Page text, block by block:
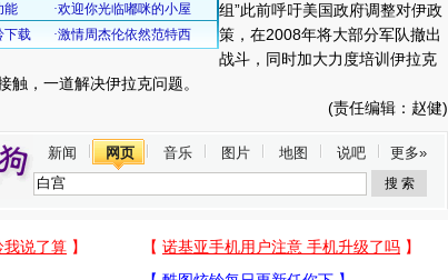
组”此前呼吁美国政府调整对伊政
策，在2008年将大部分军队撤出
战斗，同时加大力度培训伊拉克
触，一道解决伊拉克问题。
(责任编辑：赵健)
新闻 网页 音乐 图片 地图 说吧 更多»